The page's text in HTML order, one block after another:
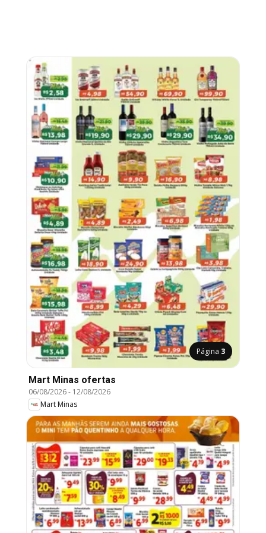
Página 3
Mart Minas ofertas
06/08/2026- 12/08/2026
Mart Minas